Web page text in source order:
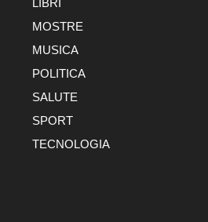
MOSTRE
MUSICA
POLITICA
SALUTE
SPORT
TECNOLOGIA